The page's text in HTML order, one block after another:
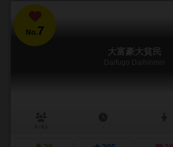
No.7
大富豪大貧民
Daifugo Daihinmin